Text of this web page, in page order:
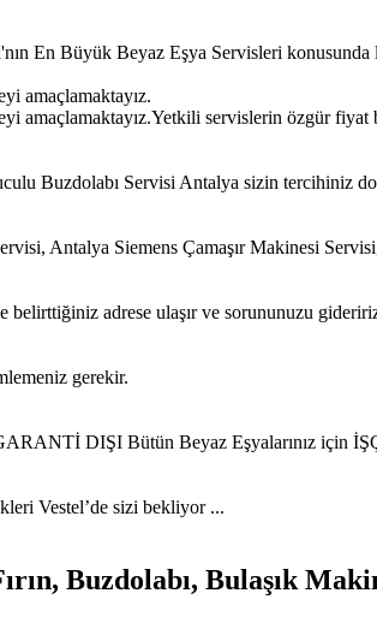
En Büyük Beyaz Eşya Servisleri
amaçlamaktayız.
amaçlamaktayız.Yetkili servislerin özgür
Buzdolabı Servisi Antalya sizin tercihiniz
Antalya Siemens Çamaşır Makinesi
belirttiğiniz adrese ulaşır ve sorununuzu
gerekir.
DIŞI Bütün Beyaz Eşyalarınız için
Vestel’de sizi bekliyor ...
Buzdolabı, Bulaşık